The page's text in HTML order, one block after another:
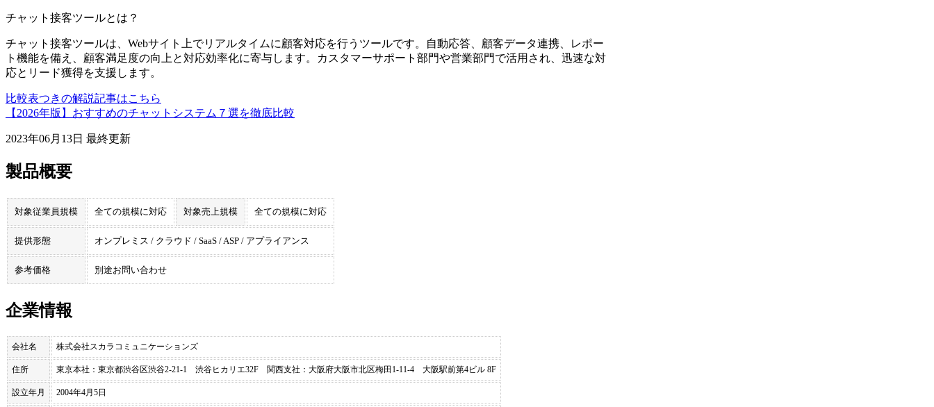
チャット接客ツールとは？
チャット接客ツールは、Webサイト上でリアルタイムに顧客対応を行うツールです。自動応答、顧客データ連携、レポー
ト機能を備え、顧客満足度の向上と対応効率化に寄与します。カスタマーサポート部門や営業部門で活用され、迅速な対
応とリード獲得を支援します。
比較表つきの解説記事はこちら
【2026年版】おすすめのチャットシステム７選を徹底比較
2023年06月13日 最終更新
製品概要
対象従業員規模 全ての規模に対応 対象売上規模 全ての規模に対応
提供形態 オンプレミス / クラウド / SaaS / ASP / アプライアンス
参考価格 別途お問い合わせ
企業情報
会社名 株式会社スカラコミュニケーションズ
住所 東京本社：東京都渋谷区渋谷2-21-1 渋谷ヒカリエ32F 関西支社：大阪府大阪市北区梅田1-11-4 大阪駅前第4ビル 8F
設立年月 2004年4月5日